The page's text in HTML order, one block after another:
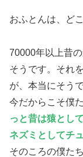
おふとんは、ど
70000年以上昔
そうです。それ
が、本当にそう
今だからこそ僕
っと昔は猿とし
ネズミとしてチ
そのころの僕た